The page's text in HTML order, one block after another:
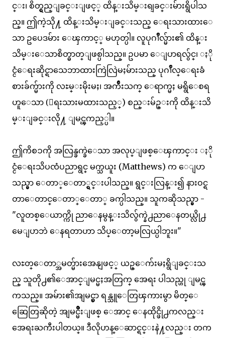
င္း၊ စိတ္ရွည္ျခင္းျဖင့္ ထိန္းသိမ္းရျခင္းမ်ားရွိပါသ
ည္။ ဤကဲ့သို႔ ထိန္းသိမ္းျခင္းသည္ ေရးသားထားေ
သာ ဥပေဒမ်ား ေၾကာင့္ မဟုတ္ပါ။ လူပုဂၢိဳလ္မ်ား၏ ထိန္း
သိမ္းေသာစိတ္ဓာတ္ျဖစ္ပါသည္။ ဥပမာ ေျပာရလွ်င္၊ ႏို
င္ငံေရးဆိုင္ရာသေဘာထားကြဲလြဲမႈမ်ားသည္ ပုဂၢိဳလ္ေရးခံ
စားခ်က္မ်ားကို လႊမ္းမိုးမႈ၊ အက်ိဳးသက္ ေရာက္မႈ မရွိေစရ
ဟူေသာ (ေရးသားမထားသည့္) စည္းမ်ဥ္းကို ထိန္းသိ
မ္းျခင္းလို႔ ျမင္ၾကည့္ပါ။
ဤကိစၥကို အလြန္ခက္ခဲေသာ အလုပ္ျဖစ္ေၾကာင္း ႏို
င္ငံေရးသိပၸံပညာရွင္ မက္သယူး (Matthews) က ေျပာ
သည္မွာ ေတာ္ေတာ္ရွင္းပါသည္။ ရွင္းလြန္း၍ နားဝင္ရ
တာေတာင္ေတာ္ေတာ္ ခက္ပါသည္။ သူကဆိုသည္မွာ -
"လူတစ္ေယာက္ကို ညာေနမွန္းသိလွ်က္နဲ႕ညာေနတယ္လို႕
မေျပာဘဲ ေနရတာဟာ သိပ္ေတာ့မလြယ္ပါဘူး။"
လႊတ္ေတာ္အမတ္မ်ားအေနျဖင့္ ယဥ္ေက်းမႈရွိျခင္းသ
ည္ သူတို႕၏ေအာင္ျမင္မႈအတြက္ အေရး ပါသည္ဟု ျမင္ၾ
ကသည္။ အမ်ား၏အျမင္မွာ ရန္သူေတြၾကားမွာ မိတ္ေ
ဆြေတြဆိုတဲ့ အျမင္မ်ိဳးျဖစ္ ေအာင္ ေနထိုင္ဖို႕ကလည္း
အေရးႀကီးပါတယ္။ ဒီလိုဟန္ေဆာင္ရင္းနဲ႔လည္း တက